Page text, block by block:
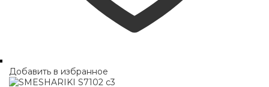
Добавить в избранное